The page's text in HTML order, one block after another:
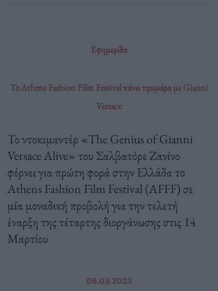
Εφημερίδα
Το Athens Fashion Film Festival κάνει πρεμιέρα με Gianni
Versace
Το ντοκιμαντέρ «The Genius of Gianni
Versace Alive» του Σαλβατόρε Ζανίνο
φέρνει για πρώτη φορά στην Ελλάδα το
Athens Fashion Film Festival (AFFF) σε
μία μοναδική προβολή για την τελετή
έναρξη της τέταρτης διοργάνωσης στις 14
Μαρτίου
08.03.2023